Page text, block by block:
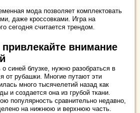
мода позволяет комплектовать
даже кроссовками. Игра на
сегодня считается трендом.
внимание
о синей блузке, нужно разобраться в
от рубашки. Многие путают эти
много тысячелетий назад как
и создается она из грубой ткани.
популярность сравнительно недавно,
на нижнюю и верхнюю часть.